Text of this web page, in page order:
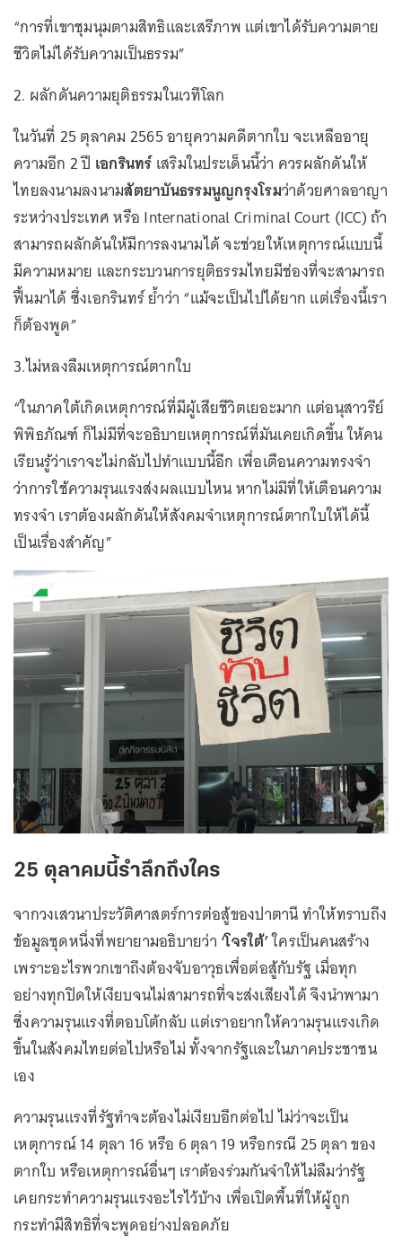
“การที่เขาชุมนุมตามสิทธิและเสรีภาพ แต่เขาได้รับความตาย
ชีวิตไม่ได้รับความเป็นธรรม”
2. ผลักดันความยุติธรรมในเวทีโลก
ในวันที่ 25 ตุลาคม 2565 อายุความคดีตากใบ จะเหลืออายุ
ความอีก 2 ปี เอกรินทร์เสริมในประเด็นนี้ว่า ควรผลักดันให้
ไทยลงนามลงนามสัตยาบันธรรมนูญกรุงโรมว่าด้วยศาลอาญา
ระหว่างประเทศ หรือ International Criminal Court (ICC) ถ้า
สามารถผลักดันให้มีการลงนามได้ จะช่วยให้เหตุการณ์แบบนี้
มีความหมาย และกระบวนการยุติธรรมไทยมีช่องที่จะสามารถ
ฟื้นมาได้ ซึ่งเอกรินทร์ ย้ำว่า “แม้จะเป็นไปได้ยาก แต่เรื่องนี้เรา
ก็ต้องพูด”
3.ไม่หลงลืมเหตุการณ์ตากใบ
“ในภาคใต้เกิดเหตุการณ์ที่มีผู้เสียชีวิตเยอะมาก แต่อนุสาวรีย์
พิพิธภัณฑ์ ก็ไม่มีที่จะอธิบายเหตุการณ์ที่มันเคยเกิดขึ้น ให้คน
เรียนรู้ว่าเราจะไม่กลับไปทำแบบนี้อีก เพื่อเตือนความทรงจำ
ว่าการใช้ความรุนแรงส่งผลแบบไหน หากไม่มีที่ให้เตือนความ
ทรงจำ เราต้องผลักดันให้สังคมจำเหตุการณ์ตากใบให้ได้นี้
เป็นเรื่องสำคัญ”
25 ตุลาคมนี้รำลึกถึงใคร
จากวงเสวนาประวัติศาสตร์การต่อสู้ของปาตานี ทำให้ทราบถึง
ข้อมูลชุดหนึ่งที่พยายามอธิบายว่า ‘โจรใต้’ใครเป็นคนสร้าง
เพราะอะไรพวกเขาถึงต้องจับอาวุธเพื่อต่อสู้กับรัฐ เมื่อทุก
อย่างทุกปิดให้เงียบจนไม่สามารถที่จะส่งเสียงได้ จึงนำพามา
ซึ่งความรุนแรงที่ตอบโต้กลับ แต่เราอยากให้ความรุนแรงเกิด
ขึ้นในสังคมไทยต่อไปหรือไม่ ทั้งจากรัฐและในภาคประชาชน
เอง
ความรุนแรงที่รัฐทำจะต้องไม่เงียบอีกต่อไป ไม่ว่าจะเป็น
เหตุการณ์ 14 ตุลา 16 หรือ 6 ตุลา 19 หรือกรณี 25 ตุลา ของ
ตากใบ หรือเหตุการณ์อื่นๆ เราต้องร่วมกันจำให้ไม่ลืมว่ารัฐ
เคยกระทำความรุนแรงอะไรไว้บ้าง เพื่อเปิดพื้นที่ให้ผู้ถูก
กระทำมีสิทธิที่จะพูดอย่างปลอดภัย